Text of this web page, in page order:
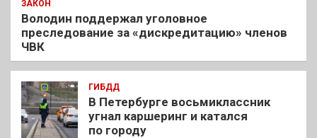
ЗАКОН
Володин поддержал уголовное
преследование за «дискредитацию» членов
ЧВК
ГИБДД
В Петербурге восьмиклассник
угнал каршеринг и катался
по городу